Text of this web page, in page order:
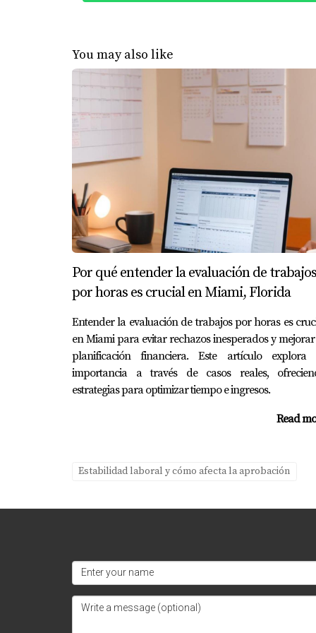
estabilidad. Sin embargo, Carlos preparó
propio restaurante. Finalmente, logró
Consejos para Mejorar Tu
Si deseas mejorar tu historial laboral antes
Mantén una estabilidad laboral siempre
Documenta tus ingresos y cualquier
Considera trabajar con un asesor
Evita cambios frecuentes de trabajo
Si eres freelance o autónomo,
Conclusión
Tu historial laboral es más que solo una
aspecto influye en tu capacidad para
Ya sea que estés buscando comprar una
cada paso cuenta hacia la construcción de
tu solicitud de préstamo, no dudes en
Preguntas Frecuentes
¿Cómo afecta mi historial laboral a
¿Qué puedo hacer si tengo lagunas
¿Los prestamistas consideran mis
Generalmente consideran ambos; sin
¿Puedo mejorar mi historial
Sí, puedes enfocarte en mantener
You may also like
Por qué entender la evaluación de trabajos
por horas es crucial en Miami, Florida
Entender la evaluación de trabajos por horas es
en Miami para evitar rechazos inesperados y
planificación financiera. Este artículo explora
importancia a través de casos reales,
estrategias para optimizar tiempo e ingresos.
Read
Estabilidad laboral y cómo afecta la aprobación